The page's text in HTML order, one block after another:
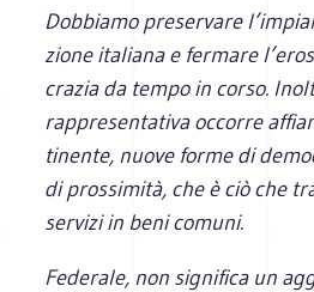
Dob­biamo pre­ser­vare
zione ita­liana e fer­mare
cra­zia da tempo in corso.
rap­pre­sen­ta­tiva occorre
ti­nente, nuove forme di
di pros­si­mità, che è ciò che
ser­vizi in beni comuni.
Fede­rale, non signi­fica un